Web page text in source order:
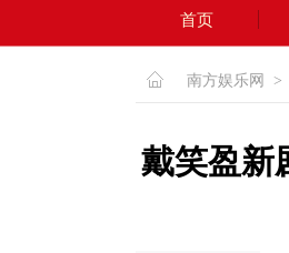
首页
南方娱乐网 >
戴笑盈新